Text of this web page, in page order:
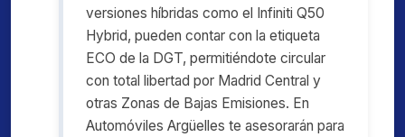
versiones híbridas como el Infiniti Q50
Hybrid, pueden contar con la etiqueta
ECO de la DGT, permitiéndote circular
con total libertad por Madrid Central y
otras Zonas de Bajas Emisiones. En
Automóviles Argüelles te asesorarán para